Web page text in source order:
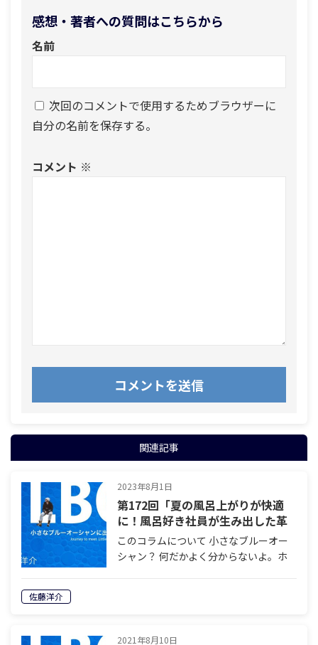
感想・著者への質問はこちらから
名前
次回のコメントで使用するためブラウザーに
自分の名前を保存する。
コメント ※
関連記事
2023年8月1日
第172回「夏の風呂上がりが快適
に！風呂好き社員が生み出した革
新的扇風機という小さなブルーオ
ーシャン」
このコラムについて 小さなブルーオー
シャン？ 何だかよく分からないよ。ホ
そこで…
佐藤洋介
2021年8月10日